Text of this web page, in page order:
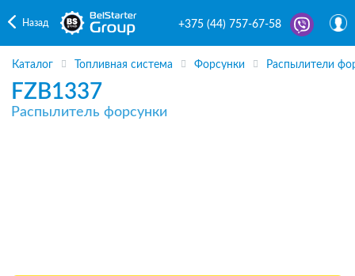
Назад +375 (44) 757-67-58
Каталог Топливная система Форсунки Распылители
FZB1337
Распылитель форсунки